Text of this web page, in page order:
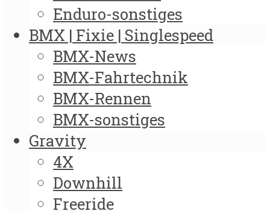
Enduro-sonstiges
BMX | Fixie | Singlespeed
BMX-News
BMX-Fahrtechnik
BMX-Rennen
BMX-sonstiges
Gravity
4X
Downhill
Freeride